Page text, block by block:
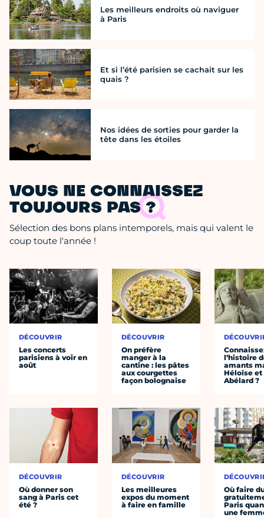
Les meilleurs endroits où naviguer
à Paris
Et si l’été parisien se cachait sur les
quais ?
Nos idées de sorties pour garder la
tête dans les étoiles
VOUS NE CONNAISSEZ
TOUJOURS PAS ?
Sélection des bons plans intemporels, mais qui valent le
coup toute l'année !
DÉCOUVRIR
Les concerts
parisiens à voir en
août
DÉCOUVRIR
Où donner son
sang à Paris cet
été ?
DÉCOUVRIR
On préfère
manger à la
cantine : les pâtes
aux courgettes
façon bolognaise
DÉCOUVRIR
Les meilleures
expos du moment
à faire en famille
l’histoire
amants
Héloïse et
Abélard ?
Où faire
Paris
une